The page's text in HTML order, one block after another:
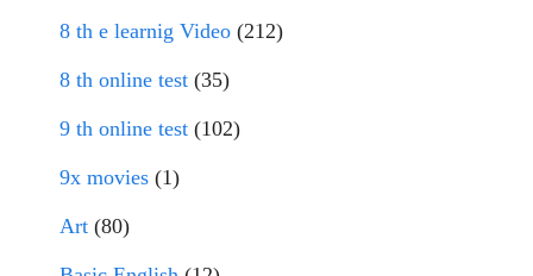
8 th e learnig Video (212)
8 th online test (35)
9 th online test (102)
9x movies (1)
Art (80)